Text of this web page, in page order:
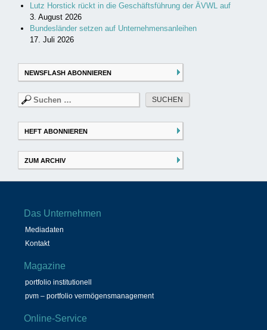
Lutz Horstick rückt in die Geschäftsführung der ÄVWL auf
3. August 2026
Bundesländer setzen auf Unternehmensanleihen
17. Juli 2026
NEWSFLASH ABONNIEREN
Suchen
nach:
HEFT ABONNIEREN
ZUM ARCHIV
Das Unternehmen
Mediadaten
Kontakt
Magazine
portfolio institutionell
pvm – portfolio vermögensmanagement
Online-Service